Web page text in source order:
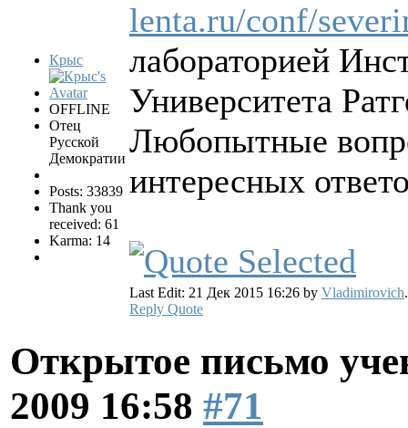
Крыс
OFFLINE
Отец
Русской
Демократии
Posts: 33839
Thank you
received: 61
Karma: 14
lenta.ru/conf/
лабораторией
Университета
Любопытные
интересных
Last Edit: 21 Дек 2015 16:26 by Vladimirovich.
Reply Quote
Открытое письмо
2009 16:58 #71